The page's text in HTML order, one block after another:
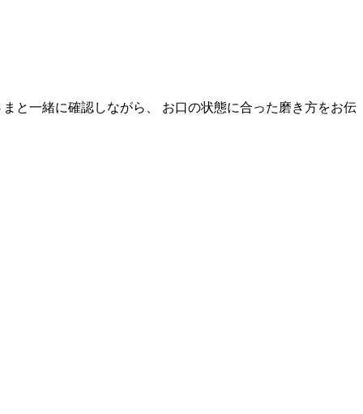
と一緒に確認しながら、 お口の状態に合った磨き方をお伝